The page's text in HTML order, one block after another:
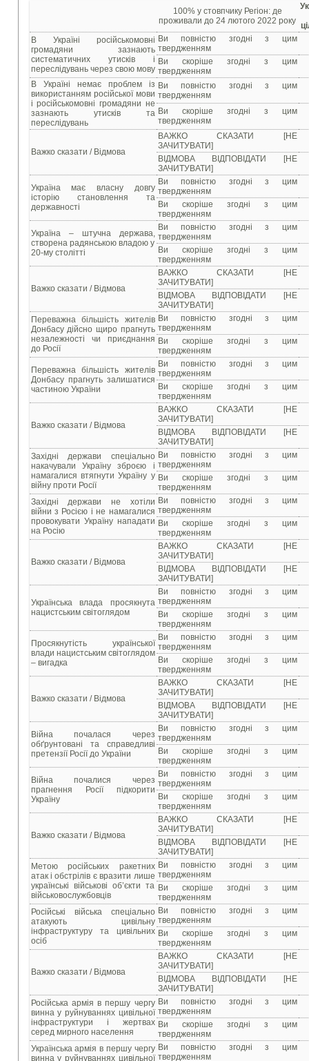
100% у стовпчику Регіон: де
проживали до 24 лютого 2022 року
В Україні російськомовні
громадяни зазнають
систематичних утисків і
переслідувань через свою мову
Ви повністю згодні з цим
твердженням
Ви скоріше згодні з цим
твердженням
В Україні немає проблем із
використанням російської мови
і російськомовні громадяни не
зазнають утисків та
переслідувань
Ви повністю згодні з цим
твердженням
Ви скоріше згодні з цим
твердженням
Важко сказати / Відмова
ВАЖКО СКАЗАТИ [НЕ
ЗАЧИТУВАТИ]
ВІДМОВА ВІДПОВІДАТИ [НЕ
ЗАЧИТУВАТИ]
Україна має власну довгу
історію становлення та
державності
Ви повністю згодні з цим
твердженням
Ви скоріше згодні з цим
твердженням
Україна – штучна держава,
створена радянською владою у
20-му столітті
Ви повністю згодні з цим
твердженням
Ви скоріше згодні з цим
твердженням
Важко сказати / Відмова
ВАЖКО СКАЗАТИ [НЕ
ЗАЧИТУВАТИ]
ВІДМОВА ВІДПОВІДАТИ [НЕ
ЗАЧИТУВАТИ]
Переважна більшість жителів
Донбасу дійсно щиро прагнуть
незалежності чи приєднання
до Росії
Ви повністю згодні з цим
твердженням
Ви скоріше згодні з цим
твердженням
Переважна більшість жителів
Донбасу прагнуть залишатися
частиною України
Ви повністю згодні з цим
твердженням
Ви скоріше згодні з цим
твердженням
Важко сказати / Відмова
ВАЖКО СКАЗАТИ [НЕ
ЗАЧИТУВАТИ]
ВІДМОВА ВІДПОВІДАТИ [НЕ
ЗАЧИТУВАТИ]
Західні держави спеціально
накачували Україну зброєю і
намагалися втягнути Україну у
війну проти Росії
Ви повністю згодні з цим
твердженням
Ви скоріше згодні з цим
твердженням
Західні держави не хотіли
війни з Росією і не намагалися
провокувати Україну нападати
на Росію
Ви повністю згодні з цим
твердженням
Ви скоріше згодні з цим
твердженням
Важко сказати / Відмова
ВАЖКО СКАЗАТИ [НЕ
ЗАЧИТУВАТИ]
ВІДМОВА ВІДПОВІДАТИ [НЕ
ЗАЧИТУВАТИ]
Українська влада просякнута
нацистським світоглядом
Ви повністю згодні з цим
твердженням
Ви скоріше згодні з цим
твердженням
Просякнутість української
влади нацистським світоглядом
– вигадка
Ви повністю згодні з цим
твердженням
Ви скоріше згодні з цим
твердженням
Важко сказати / Відмова
ВАЖКО СКАЗАТИ [НЕ
ЗАЧИТУВАТИ]
ВІДМОВА ВІДПОВІДАТИ [НЕ
ЗАЧИТУВАТИ]
Війна почалася через
обґрунтовані та справедливі
претензії Росії до України
Ви повністю згодні з цим
твердженням
Ви скоріше згодні з цим
твердженням
Війна почалися через
прагнення Росії підкорити
Україну
Ви повністю згодні з цим
твердженням
Ви скоріше згодні з цим
твердженням
Важко сказати / Відмова
ВАЖКО СКАЗАТИ [НЕ
ЗАЧИТУВАТИ]
ВІДМОВА ВІДПОВІДАТИ [НЕ
ЗАЧИТУВАТИ]
Метою російських ракетних
атак і обстрілів є вразити лише
українські військові об’єкти та
військовослужбовців
Ви повністю згодні з цим
твердженням
Ви скоріше згодні з цим
твердженням
Російські війська спеціально
атакують цивільну
інфраструктуру та цивільних
осіб
Ви повністю згодні з цим
твердженням
Ви скоріше згодні з цим
твердженням
Важко сказати / Відмова
ВАЖКО СКАЗАТИ [НЕ
ЗАЧИТУВАТИ]
ВІДМОВА ВІДПОВІДАТИ [НЕ
ЗАЧИТУВАТИ]
Російська армія в першу чергу
винна у руйнуваннях цивільної
інфраструктури і жертвах
серед мирного населення
Ви повністю згодні з цим
твердженням
Ви скоріше згодні з цим
твердженням
Українська армія в першу чергу
винна у руйнуваннях цивільної
Ви повністю згодні з цим
твердженням